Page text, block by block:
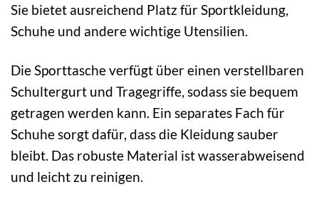
Sie bietet ausreichend Platz für Sportkleidung,
Schuhe und andere wichtige Utensilien.
Die Sporttasche verfügt über einen verstellbaren
Schultergurt und Tragegriffe, sodass sie bequem
getragen werden kann. Ein separates Fach für
Schuhe sorgt dafür, dass die Kleidung sauber
bleibt. Das robuste Material ist wasserabweisend
und leicht zu reinigen.